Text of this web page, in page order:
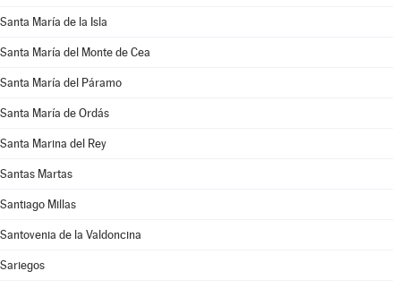
Santa María de la Isla
Santa María del Monte de Cea
Santa María del Páramo
Santa María de Ordás
Santa Marina del Rey
Santas Martas
Santiago Millas
Santovenia de la Valdoncina
Sariegos